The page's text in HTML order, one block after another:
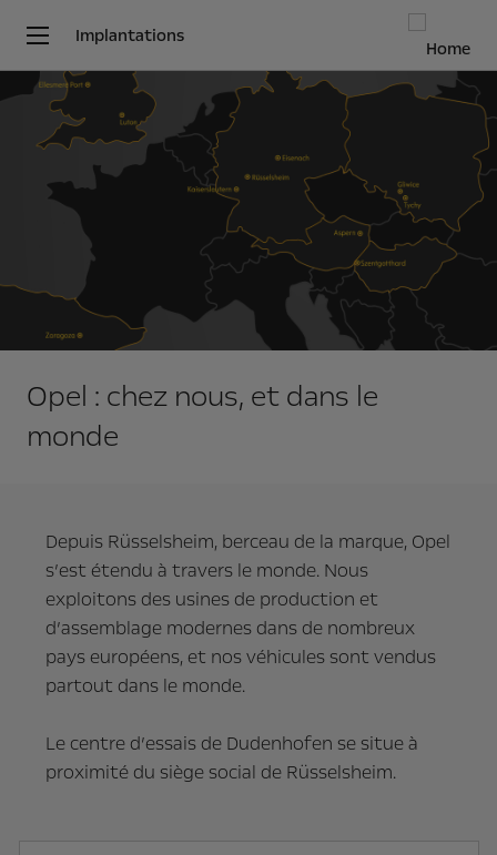
Implantations
Opel : chez nous, et dans le
monde
Depuis Rüsselsheim, berceau de la marque, Opel
s’est étendu à travers le monde. Nous
exploitons des usines de production et
d’assemblage modernes dans de nombreux
pays européens, et nos véhicules sont vendus
partout dans le monde.
Le centre d’essais de Dudenhofen se situe à
proximité du siège social de Rüsselsheim.